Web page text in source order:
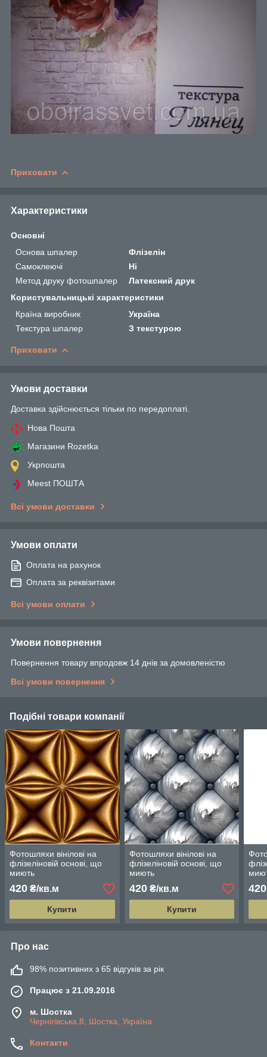
Приховати
Характеристики
Основні
Основа шпалер
Флізелін
Самоклеючі
Ні
Метод друку фотошпалер
Латексний друк
Користувальницькі характеристики
Країна виробник
Україна
Текстура шпалер
З текстурою
Приховати
Умови доставки
Доставка здійснюється тільки по передоплаті.
Нова Пошта
Магазини Rozetka
Укрпошта
Meest ПОШТА
Всі умови доставки
Умови оплати
Оплата на рахунок
Оплата за реквізитами
Всі умови оплати
Умови повернення
Повернення товару впродовж 14 днів за домовленістю
Всі умови повернення
Подібні товари компанії
Фотошляхи вінілові на
флізеліновій основі, що
миють
420 ₴/кв.м
Купити
Фотошляхи вінілові на
флізеліновій основі, що
миють
420₴/кв.м
Купити
420
Про нас
98% позитивних з 65 відгуків за рік
Працює з 21.09.2016
м. Шостка
Чернігівська,8, Шостка, Україна
Контакти